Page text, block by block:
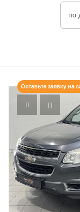
по
Оставьте заявку на